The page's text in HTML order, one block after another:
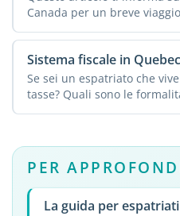
Canada per un breve
Sistema fiscale in Quebec
Se sei un espatriato che
tasse? Quali sono le
PER
La guida per